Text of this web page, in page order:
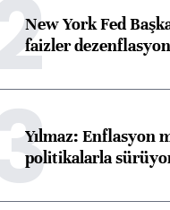
New York Fed
faizler
Yılmaz: Enflasyon
politikalarla